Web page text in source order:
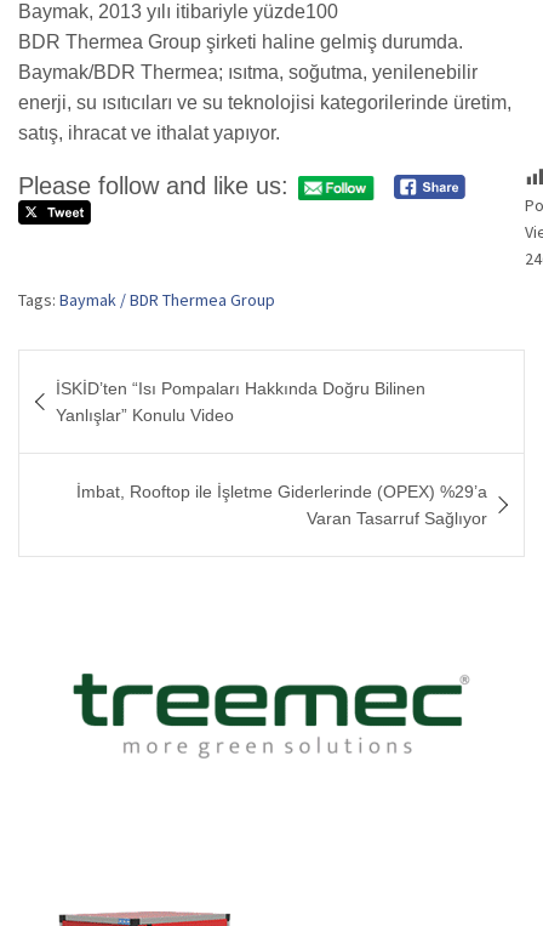
Baymak, 2013 yılı itibariyle yüzde100
BDR Thermea Group şirketi haline gelmiş durumda.
Baymak/BDR Thermea; ısıtma, soğutma, yenilenebilir
enerji, su ısıtıcıları ve su teknolojisi kategorilerinde üretim,
satış, ihracat ve ithalat yapıyor.
Please follow and like us:
Tags: Baymak / BDR Thermea Group
gezinmesi
İSKİD’ten “Isı Pompaları Hakkında Doğru Bilinen
Yanlışlar” Konulu Video
İmbat, Rooftop ile İşletme Giderlerinde (OPEX) %29’a
Varan Tasarruf Sağlıyor